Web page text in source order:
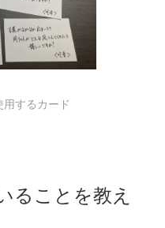
用するカード
ることを教え